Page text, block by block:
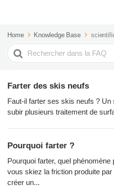
Home Knowledge Base
Rechercher
Farter des skis neufs
Faut-il farter ses skis neufs ?
subir plusieurs traitement de
Pourquoi farter ?
Pourquoi farter, quel
vous skiez la friction produite
créer un...